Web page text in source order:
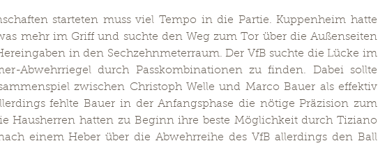
starteten muss viel Tempo in die Partie. Kuppenheim hatte
mehr im Griff und suchte den Weg zum Tor über die Außenseiten
in den Sechzehnmeterraum. Der VfB suchte die Lücke im
Abwehrriegel durch Passkombinationen zu finden. Dabei sollte
zwischen Christoph Welle und Marco Bauer als effektiv
fehlte Bauer in der Anfangsphase die nötige Präzision zum
Hausherren hatten zu Beginn ihre beste Möglichkeit durch Tiziano
einem Heber über die Abwehrreihe des VfB allerdings den Ball